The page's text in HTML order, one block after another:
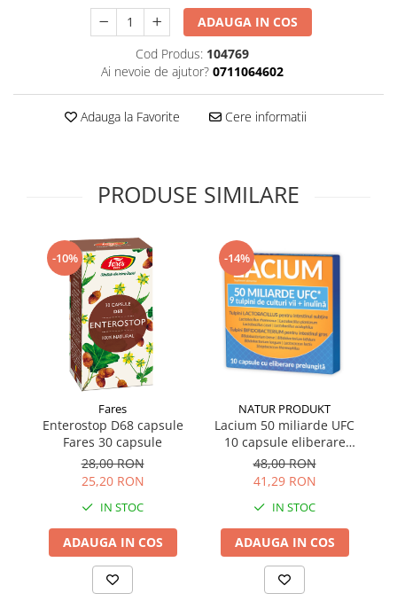
Supliment Vitamina D3
Supliment Zinc
Tincturi si Gemoderivate
Tuse gat si respiratie
ADAUGA IN COS
Cod Produs: 104769
Ai nevoie de ajutor? 0711064602
Adauga la Favorite Cere informatii
PRODUSE SIMILARE
-10%
Fares
Enterostop D68 capsule
Fares 30 capsule
28,00 RON
25,20 RON
IN STOC
ADAUGA IN COS
-14%
NATUR PRODUKT
Lacium 50 miliarde UFC
10 capsule eliberare
prelungită
48,00 RON
41,29 RON
IN STOC
ADAUGA IN COS